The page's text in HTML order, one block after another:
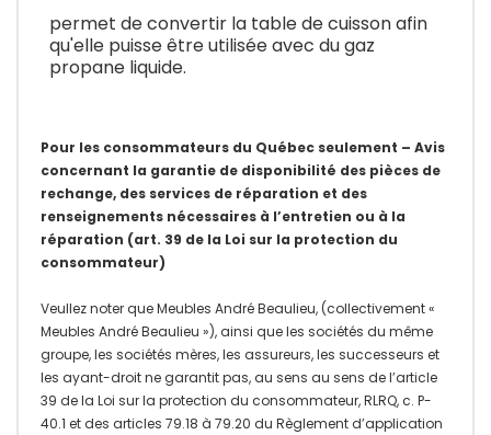
permet de convertir la table de cuisson afin
qu'elle puisse être utilisée avec du gaz
propane liquide.
Pour les consommateurs du Québec seulement – Avis
concernant la garantie de disponibilité des pièces de
rechange, des services de réparation et des
renseignements nécessaires à l’entretien ou à la
réparation (art. 39 de la Loi sur la protection du
consommateur)
Veullez noter que Meubles André Beaulieu, (collectivement «
Meubles André Beaulieu »), ainsi que les sociétés du même
groupe, les sociétés mères, les assureurs, les successeurs et
les ayant-droit ne garantit pas, au sens au sens de l’article
39 de la Loi sur la protection du consommateur, RLRQ, c. P-
40.1 et des articles 79.18 à 79.20 du Règlement d’application